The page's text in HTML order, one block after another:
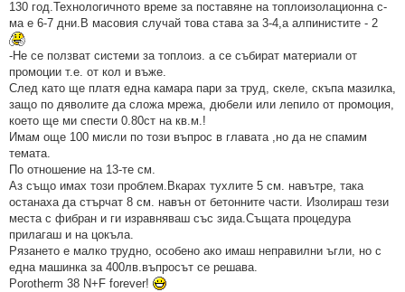
130 год.Технологичното време за поставяне на топлоизолационна с-
ма е 6-7 дни.В масовия случай това става за 3-4,а алпинистите - 2
-Не се ползват системи за топлоиз. а се събират материали от
промоции т.е. от кол и въже.
След като ще платя една камара пари за труд, скеле, скъпа мазилка,
защо по дяволите да сложа мрежа, дюбели или лепило от промоция,
което ще ми спести 0.80ст на кв.м.!
Имам още 100 мисли по този въпрос в главата ,но да не спамим
темата.
По отношение на 13-те см.
Аз също имах този проблем.Вкарах тухлите 5 см. навътре, така
останаха да стърчат 8 см. навън от бетонните части. Изолираш тези
места с фибран и ги изравняваш със зида.Същата процедура
прилагаш и на цокъла.
Рязането е малко трудно, особено ако имаш неправилни ъгли, но с
една машинка за 400лв.въпросът се решава.
Porotherm 38 N+F forever!